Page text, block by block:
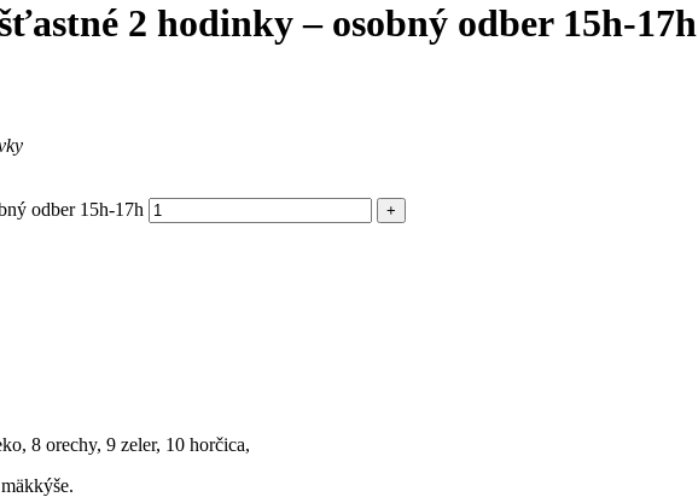
2 hodinky – osobný odber 15h-17h
odber 15h-17h
8 orechy, 9 zeler, 10 horčica,